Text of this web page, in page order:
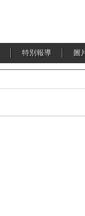
特別報導 圖